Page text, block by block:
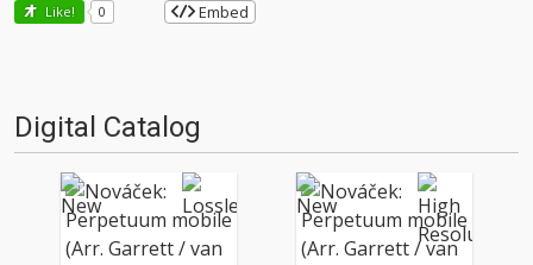
Like! 0 Embed
Digital Catalog